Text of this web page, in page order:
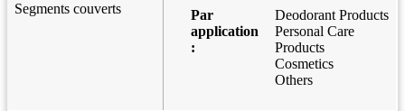
Segments couverts
Par
application
:
Deodorant Products
Personal Care
Products
Cosmetics
Others